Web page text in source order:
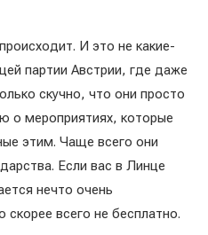
И это не какие-
партии Австрии, где даже
скучно, что они просто
о мероприятиях, которые
этим. Чаще всего они
Если вас в Линце
нечто очень
скорее всего не бесплатно.